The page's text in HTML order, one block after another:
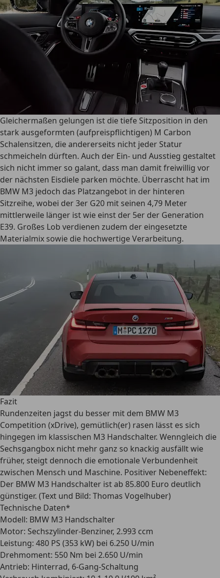
Gleichermaßen gelungen ist die tiefe Sitzposition in den
stark ausgeformten (aufpreispflichtigen) M Carbon
Schalensitzen, die andererseits nicht jeder Statur
schmeicheln dürften. Auch der Ein- und Ausstieg gestaltet
sich nicht immer so galant, dass man damit freiwillig vor
der nächsten Eisdiele parken möchte. Überrascht hat im
BMW M3 jedoch das Platzangebot in der hinteren
Sitzreihe, wobei der 3er G20 mit seinen 4,79 Meter
mittlerweile länger ist wie einst der 5er der Generation
E39. Großes Lob verdienen zudem der eingesetzte
Materialmix sowie die hochwertige Verarbeitung.
Fazit
Rundenzeiten jagst du besser mit dem BMW M3
Competition (xDrive), gemütlich(er) rasen lässt es sich
hingegen im klassischen M3 Handschalter. Wenngleich die
Sechsgangbox nicht mehr ganz so knackig ausfällt wie
früher, steigt dennoch die emotionale Verbundenheit
zwischen Mensch und Maschine. Positiver Nebeneffekt:
Der BMW M3 Handschalter ist ab 85.800 Euro deutlich
günstiger. (Text und Bild: Thomas Vogelhuber)
Technische Daten*
Modell: BMW M3 Handschalter
Motor: Sechszylinder-Benziner, 2.993 ccm
Leistung: 480 PS (353 kW) bei 6.250 U/min
Drehmoment: 550 Nm bei 2.650 U/min
Antrieb: Hinterrad, 6-Gang-Schaltung